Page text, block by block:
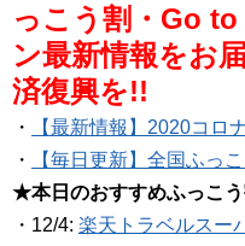
っこう割・Go
ン最新情報をお
済復興を!!
・
【最新情報】2020コロ
・
【毎日更新】全国ふっ
★本日のおすすめふっこ
・12/4: 楽天トラベルスー